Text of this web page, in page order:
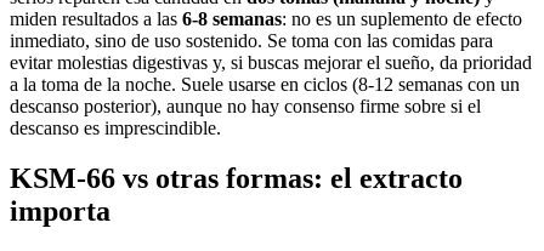
miden resultados a las 6-8 semanas: no es un suplemento de efecto
inmediato, sino de uso sostenido. Se toma con las comidas para
evitar molestias digestivas y, si buscas mejorar el sueño, da prioridad
a la toma de la noche. Suele usarse en ciclos (8-12 semanas con un
descanso posterior), aunque no hay consenso firme sobre si el
descanso es imprescindible.
KSM-66 vs otras formas: el extracto
importa